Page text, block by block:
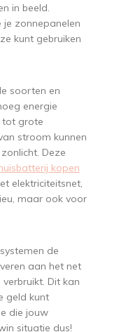
in beeld.
je zonnepanelen
kunt gebruiken
soorten en
energie
tot grote
stroom kunnen
Deze
kopen
elektriciteitsnet,
maar ook voor
de
aan het net
Dit kan
geld kunt
die jouw
situatie dus!